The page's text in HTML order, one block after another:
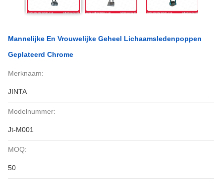
Mannelijke En Vrouwelijke Geheel Lichaamsledenpoppen
Geplateerd Chrome
Merknaam:
JINTA
Modelnummer:
Jt-M001
MOQ:
50